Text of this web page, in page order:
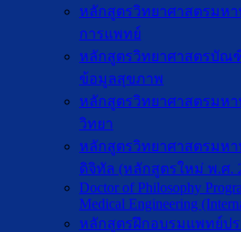
หลักสูตรวิทยาศาสตรมห
การแพทย์
หลักสูตรวิทยาศาสตรบัณ
ข้อมูลสุขภาพ
หลักสูตรวิทยาศาสตรมห
วิทยา
หลักสูตรวิทยาศาสตรมห
ดิจิทัล (หลักสูตรใหม่ พ.ศ.
Doctor of Philosophy
Medical Engineering
หลักสูตรฝึกอบรมแพทย์ป